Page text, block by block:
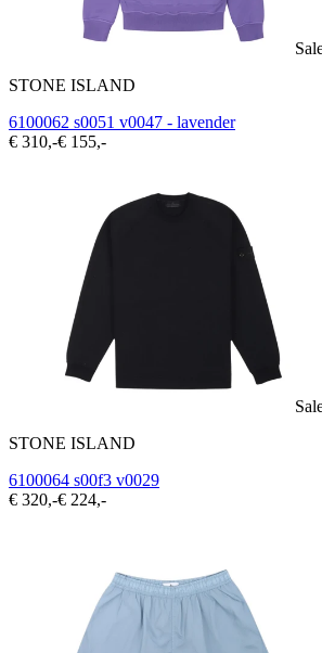
STONE ISLAND
6100062 s0051 v0047 - lavender
€ 310,-€ 155,-
STONE ISLAND
6100064 s00f3 v0029
€ 320,-€ 224,-